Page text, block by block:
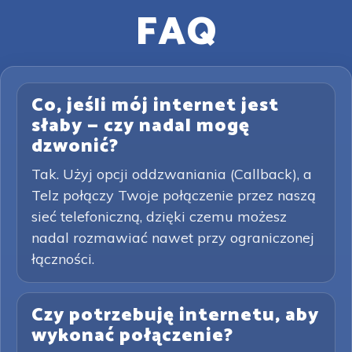
FAQ
Co, jeśli mój internet jest
słaby — czy nadal mogę
dzwonić?
Tak. Użyj opcji oddzwaniania (Callback), a
Telz połączy Twoje połączenie przez naszą
sieć telefoniczną, dzięki czemu możesz
nadal rozmawiać nawet przy ograniczonej
łączności.
Czy potrzebuję internetu, aby
wykonać połączenie?